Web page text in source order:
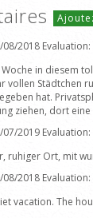
2018
in diesem
vollen Städtchen
hat.
ziehen, dort
2019
ruhiger Ort, mit
2018
vacation. The